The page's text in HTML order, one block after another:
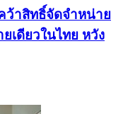
ว้าสิทธิ์จัดจำหน่าย
เดียวในไทย หวัง